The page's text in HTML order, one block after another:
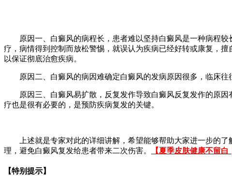
原因一、白癜风的病程长，患者难以坚持白癜风是一种病程较
疗，病情得到控制而放松警惕，就误认为疾病已经好转或康复，
以保证彻底治愈疾病。
原因二、白癜风的病因难确定白癜风的发病原因很多，临床往
原因三、白癜风易扩散，反复发作导致白癜风反复发作的原因
疗也是很有必要的，是预防疾病复发的关键。
上述就是专家对此的详细讲解，希望能够帮助大家进一步的了
理，避免白癜风复发给患者带来二次伤害。
【夏季皮肤健康不留
【特别提示】